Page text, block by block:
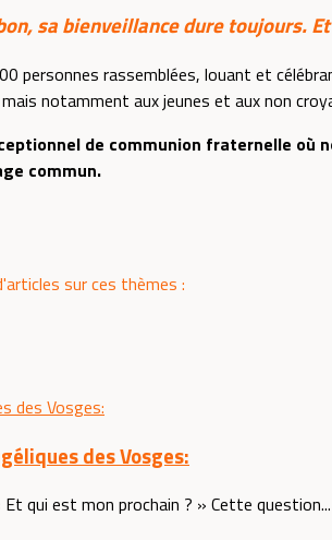
sa bienveillance dure toujours.
personnes rassemblées, louant et
notamment aux jeunes et aux non
de communion fraternelle où
commun.
sur ces thèmes :
des Vosges:
qui est mon prochain ? » Cette question...